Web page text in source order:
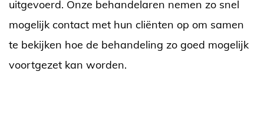
uitgevoerd. Onze behandelaren nemen zo snel
mogelijk contact met hun cliënten op om samen
te bekijken hoe de behandeling zo goed mogelijk
voortgezet kan worden.